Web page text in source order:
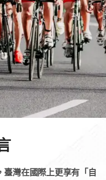
臺灣在國際上更享有「自